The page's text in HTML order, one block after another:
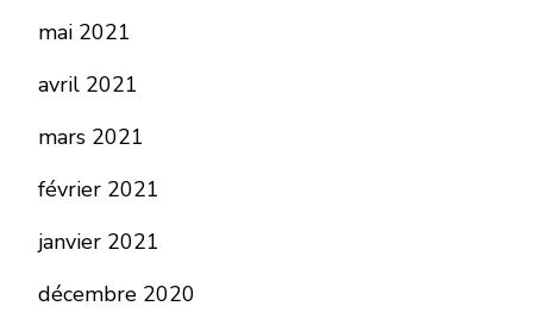
mai 2021
avril 2021
mars 2021
février 2021
janvier 2021
décembre 2020